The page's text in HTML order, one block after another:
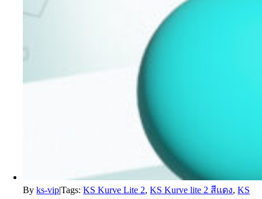
Byks-vip|Tags:KS Kurve Lite 2,KS Kurve lite 2 สีแดง,KS